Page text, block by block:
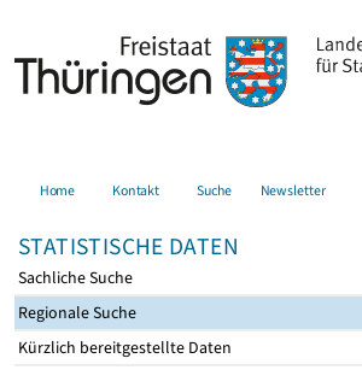
Home Kontakt Suche Newsletter
STATISTISCHE DATEN
Sachliche Suche
Regionale Suche
Kürzlich bereitgestellte Daten